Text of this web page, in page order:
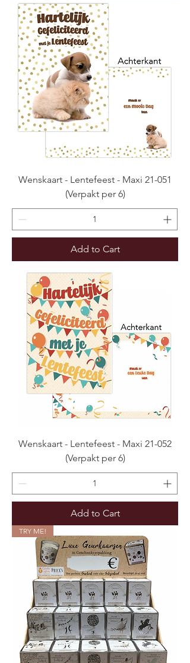
Wenskaart - Lentefeest - Maxi 21-051
(Verpakt per 6)
Add to Cart
Wenskaart - Lentefeest - Maxi 21-052
(Verpakt per 6)
Add to Cart
TRY ME!